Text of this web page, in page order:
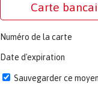
Carte
Numéro de la carte
Date d'expiration
Sauvegarder ce